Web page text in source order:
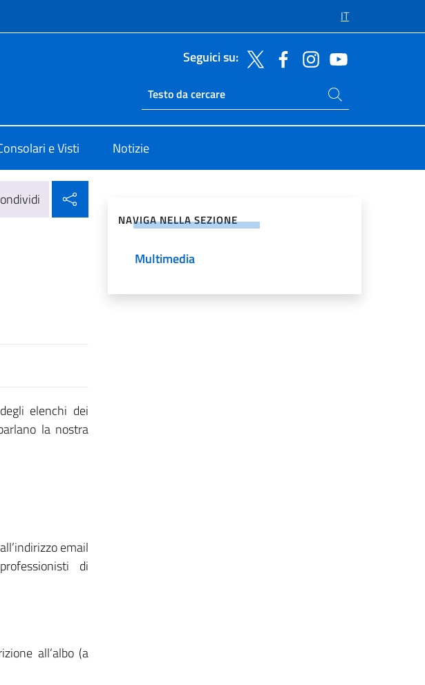
IT
Seguici su:
Ricerca sito live
Cerca nel sito
e Visti Notizie
elenchi dei
la nostra
email
di
all’albo (a
NAVIGA NELLA SEZIONE
Multimedia